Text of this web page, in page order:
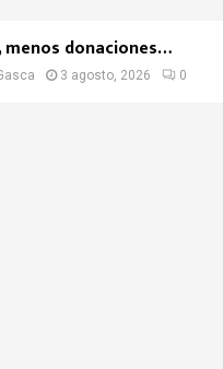
menos donaciones…
3 agosto, 2026 0